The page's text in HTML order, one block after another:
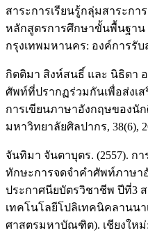
สาระการเรียนรู้กลุ่มสาระกา
หลักสูตรการศึกษาขั้นพื้นฐาน
กรุงเทพมหานคร: องค์การรั
กิตติมา สิงห์สนธิ์ และ นิธิดา
ศัพท์ที่ปรากฏร่วมกันเพื่อส่งเ
การเขียนภาษาอังกฤษของนั
มหาวิทยาลัยศิลปากร, 38(6),
จันทิมา จันตาบุตร. (2557). ก
ทักษะการจดจำคำศัพท์ภาษา
ประกาศนียบัตรวิชาชีพ ปีที่3
เทคโนโลยีโปลิเทคนิคลานน
ศาสตรมหาบัณฑิต). เชียงใหม่